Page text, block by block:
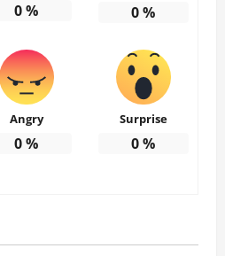
0% 0%
Angry
0%
Surprise
0%